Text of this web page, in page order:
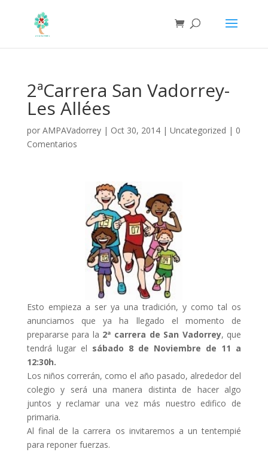
2ªCarrera San Vadorrey-
Les Allées
por AMPAVadorrey| Oct 30, 2014| Uncategorized | 0
Comentarios
Esto empieza a ser ya una tradición, y como tal os
anunciamos que ya ha llegado el momento de
prepararse para la 2ª carrera de San Vadorrey, que
tendrá lugar el sábado 8 de Noviembre de 11 a
12:30h.
Los niños correrán, como el año pasado, alrededor del
colegio y será una manera distinta de hacer algo
juntos y reclamar una vez más nuestro edifico de
primaria.
Al final de la carrera os invitaremos a un tentempié
para reponer fuerzas.